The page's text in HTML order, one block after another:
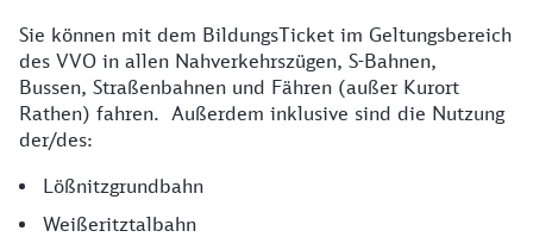
Sie können mit dem BildungsTicket im Geltungsbereich
des VVO in allen Nahverkehrszügen, S-Bahnen,
Bussen, Straßenbahnen und Fähren (außer Kurort
Rathen) fahren. Außerdem inklusive sind die Nutzung
der/des:
Lößnitzgrundbahn
Weißeritztalbahn